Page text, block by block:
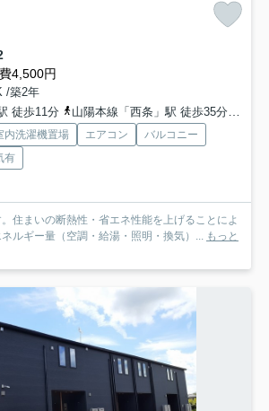
4,500円
/築2年
徒歩11分
山陽本線「西条」駅 徒歩35分
内洗濯機置場 エアコン
バルコニー
有
住まいの断熱性・省エネ性能を上げることによ
ルギー量（空調・給湯・照明・換気）... もっと